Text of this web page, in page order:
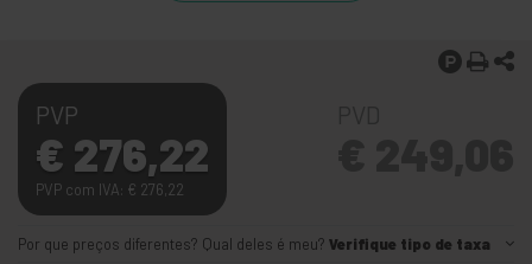
PVP
€ 276,22
PVP com IVA: € 276,22
Por que preços diferentes? Qual deles é meu? Verifique tipo de taxa